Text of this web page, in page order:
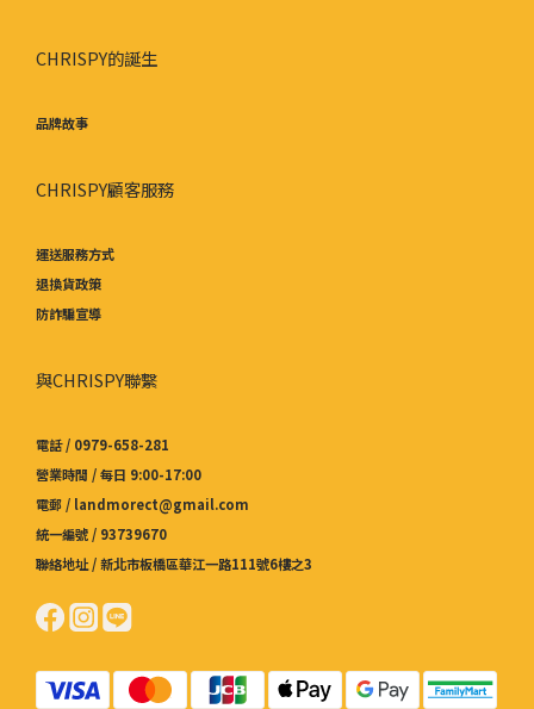
CHRISPY的誕生
品牌故事
CHRISPY顧客服務
運送服務方式
退換貨政策
防詐騙宣導
與CHRISPY聯繫
電話 / 0979-658-281
營業時間 / 每日 9:00-17:00
電郵 / landmorect@gmail.com
統一編號 / 93739670
聯絡地址 / 新北市板橋區華江一路111號6樓之3